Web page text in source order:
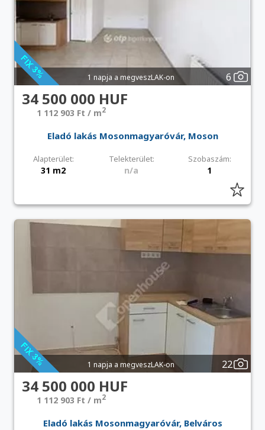
1 napja a megveszLAK-on 6
34 500 000 HUF
1 112 903 Ft / m2
Eladó lakás Mosonmagyaróvár, Moson
Alapterület: Telekterület: Szobaszám:
31 m2 n/a 1
1 napja a megveszLAK-on 22
34 500 000 HUF
1 112 903 Ft / m2
Eladó lakás Mosonmagyaróvár, Belváros